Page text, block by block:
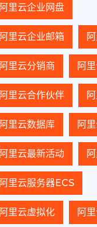
阿里云企业网盘
阿里云企业邮箱
阿里云分销商 阿
阿里云合作伙伴
阿里云数据库 阿
阿里云最新活动
阿里云服务器ECS
阿里云虚拟化 阿